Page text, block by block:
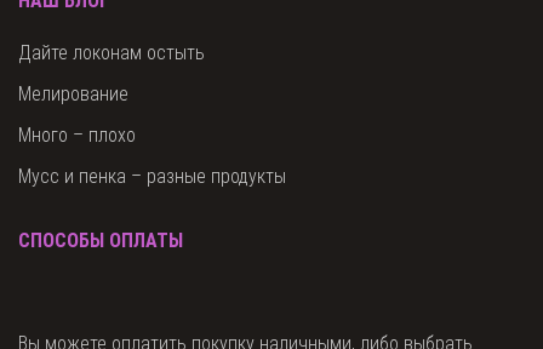
Дайте локонам остыть
Мелирование
Много – плохо
Мусс и пенка – разные продукты
СПОСОБЫ ОПЛАТЫ
Вы можете оплатить покупку наличными, либо выбрать